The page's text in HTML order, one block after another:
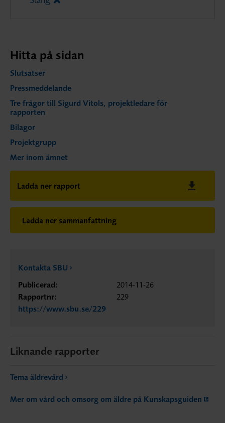
Hitta på sidan
Slutsatser
Pressmeddelande
Tre frågor till Sigurd Vitols, projektledare för
rapporten
Bilagor
Projektgrupp
Mer inom ämnet
Ladda ner rapport
Ladda ner sammanfattning
Kontakta SBU
Publicerad:
2014-11-26
Rapportnr:
229
https://www.sbu.se/229
Liknande rapporter
Tema äldrevård
Mer om vård och omsorg om äldre på Kunskapsguiden